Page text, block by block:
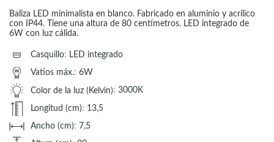
Baliza LED minimalista en blanco. Fabricado en aluminio y acrílico
con IP44. Tiene una altura de 80 centímetros. LED integrado de
6W con luz cálida.
Casquillo: LED integrado
Vatios máx.: 6W
Color de la luz (Kelvin): 3000K
Longitud (cm): 13,5
Ancho (cm): 7,5